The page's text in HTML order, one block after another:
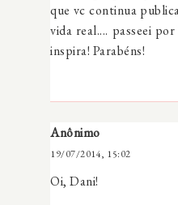
que vc continua
vida real.... passeei
inspira! Parabéns!
Anônimo
19/07/2014, 15:02
Oi, Dani!